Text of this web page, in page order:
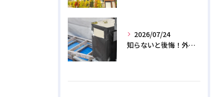
2026/07/24
知らないと後悔！外壁塗装で無機質塗料を選ぶデメリットと3つの罠